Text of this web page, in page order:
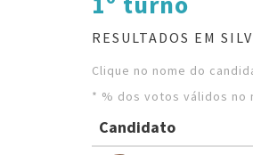
RESULTADOS EM
Clique no nome do
* % dos votos válidos no
Candidato